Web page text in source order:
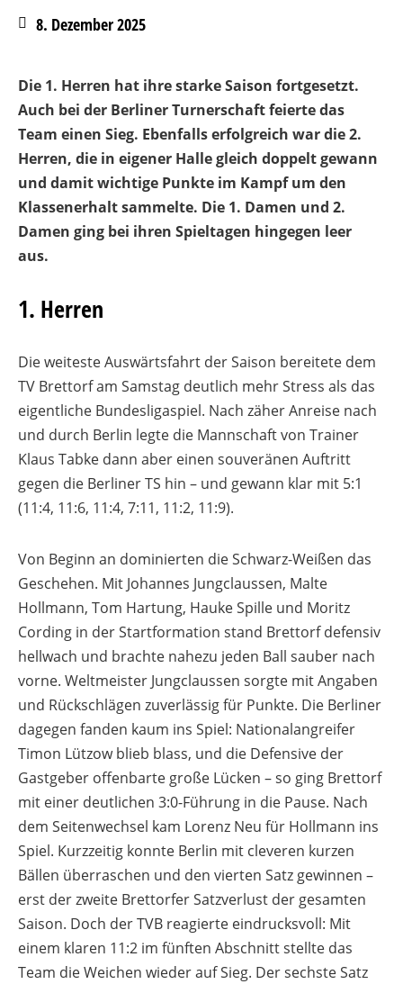
8. Dezember 2025
Die 1. Herren hat ihre starke Saison fortgesetzt.
Auch bei der Berliner Turnerschaft feierte das
Team einen Sieg. Ebenfalls erfolgreich war die 2.
Herren, die in eigener Halle gleich doppelt gewann
und damit wichtige Punkte im Kampf um den
Klassenerhalt sammelte. Die 1. Damen und 2.
Damen ging bei ihren Spieltagen hingegen leer
aus.
1. Herren
Die weiteste Auswärtsfahrt der Saison bereitete dem
TV Brettorf am Samstag deutlich mehr Stress als das
eigentliche Bundesligaspiel. Nach zäher Anreise nach
und durch Berlin legte die Mannschaft von Trainer
Klaus Tabke dann aber einen souveränen Auftritt
gegen die Berliner TS hin – und gewann klar mit 5:1
(11:4, 11:6, 11:4, 7:11, 11:2, 11:9).
Von Beginn an dominierten die Schwarz-Weißen das
Geschehen. Mit Johannes Jungclaussen, Malte
Hollmann, Tom Hartung, Hauke Spille und Moritz
Cording in der Startformation stand Brettorf defensiv
hellwach und brachte nahezu jeden Ball sauber nach
vorne. Weltmeister Jungclaussen sorgte mit Angaben
und Rückschlägen zuverlässig für Punkte. Die Berliner
dagegen fanden kaum ins Spiel: Nationalangreifer
Timon Lützow blieb blass, und die Defensive der
Gastgeber offenbarte große Lücken – so ging Brettorf
mit einer deutlichen 3:0-Führung in die Pause. Nach
dem Seitenwechsel kam Lorenz Neu für Hollmann ins
Spiel. Kurzzeitig konnte Berlin mit cleveren kurzen
Bällen überraschen und den vierten Satz gewinnen –
erst der zweite Brettorfer Satzverlust der gesamten
Saison. Doch der TVB reagierte eindrucksvoll: Mit
einem klaren 11:2 im fünften Abschnitt stellte das
Team die Weichen wieder auf Sieg. Der sechste Satz